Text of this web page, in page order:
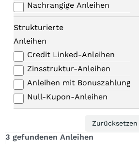
Nachrangige Anleihen
Strukturierte
Anleihen
Credit Linked-Anleihen
Zinsstruktur-Anleihen
Anleihen mit Bonuszahlungen
Null-Kupon-Anleihen
3 gefundenen Anleihen